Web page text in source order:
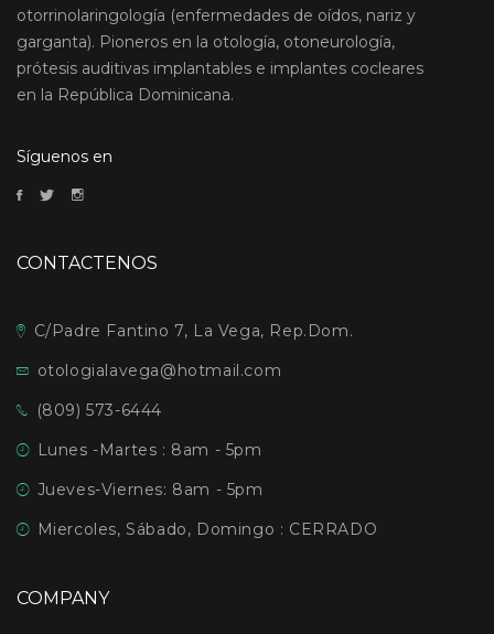
otorrinolaringología (enfermedades de oídos, nariz y
garganta). Pioneros en la otología, otoneurología,
prótesis auditivas implantables e implantes cocleares
en la República Dominicana.
Síguenos en
CONTACTENOS
C/Padre Fantino 7, La Vega, Rep.Dom.
otologialavega@hotmail.com
(809) 573-6444
Lunes -Martes : 8am - 5pm
Jueves-Viernes: 8am - 5pm
Miercoles, Sábado, Domingo : CERRADO
COMPANY